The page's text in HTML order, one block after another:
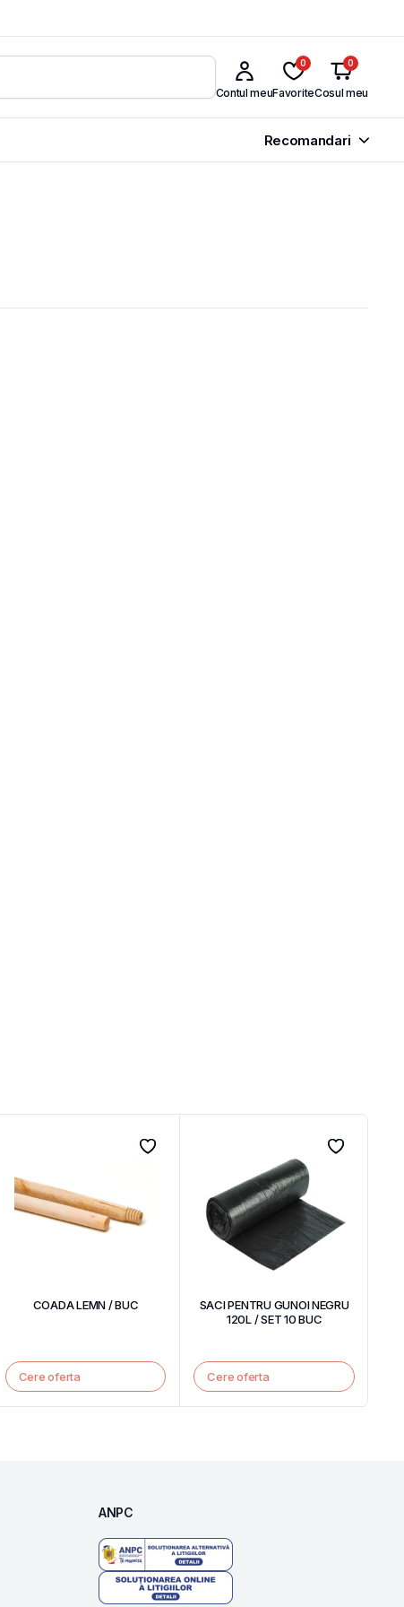
Contul meu
0
Favorite
0
Cosul meu
Recomandari
COADA LEMN / BUC
Cere oferta
SACI PENTRU GUNOI NEGRU
120L / SET 10 BUC
Cere oferta
ANPC